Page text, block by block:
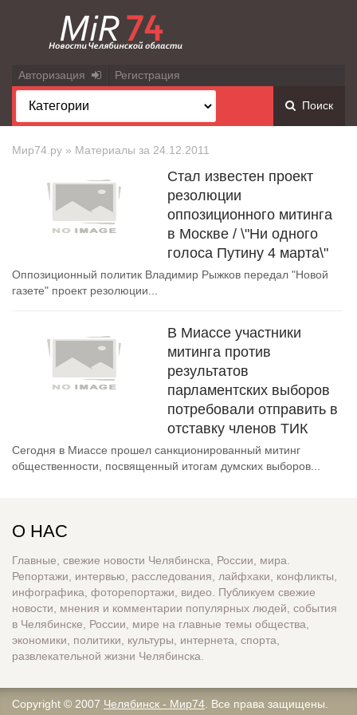
Авторизация Регистрация
Поиск
Мир74.ру » Материалы за 24.12.2011
Стал известен проект
резолюции
оппозиционного митинга
в Москве / \"Ни одного
голоса Путину 4 марта\"
Оппозиционный политик Владимир Рыжков передал "Новой
газете" проект резолюции...
В Миассе участники
митинга против
результатов
парламентских выборов
потребовали отправить в
отставку членов ТИК
Сегодня в Миассе прошел санкционированный митинг
общественности, посвященный итогам думских выборов...
О НАС
Главные, свежие новости Челябинска, России, мира.
Репортажи, интервью, расследования, лайфхаки, конфликты,
инфографика, фоторепортажи, видео. Публикуем свежие
новости, мнения и комментарии популярных людей, события
в Челябинске, России, мире на главные темы общества,
экономики, политики, культуры, интернета, спорта,
развлекательной жизни Челябинска.
Copyright © 2007 Челябинск - Мир74 . Все права защищены.